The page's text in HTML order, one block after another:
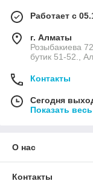
Работает с
г. Алматы
Розыбакиева
бутик 51-52.,
Контакты
Сегодня
Показать
О нас
Контакты